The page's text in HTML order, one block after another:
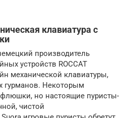
клавиатура с
производитель
устройств ROCCAT
механической клавиатуры,
гурманов. Некоторым
но настоящие пуристы-
чистой